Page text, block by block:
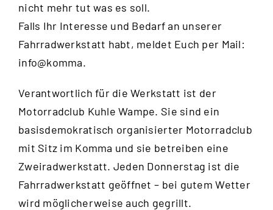
nicht mehr tut was es soll.
Falls Ihr Interesse und Bedarf an unserer
Fahrradwerkstatt habt, meldet Euch per Mail:
info@komma.
Verantwortlich für die Werkstatt ist der
Motorradclub Kuhle Wampe. Sie sind ein
basisdemokratisch organisierter Motorradclub
mit Sitz im Komma und sie betreiben eine
Zweiradwerkstatt. Jeden Donnerstag ist die
Fahrradwerkstatt geöffnet – bei gutem Wetter
wird möglicherweise auch gegrillt.